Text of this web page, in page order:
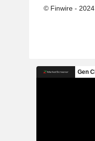
© Finwire - 2024